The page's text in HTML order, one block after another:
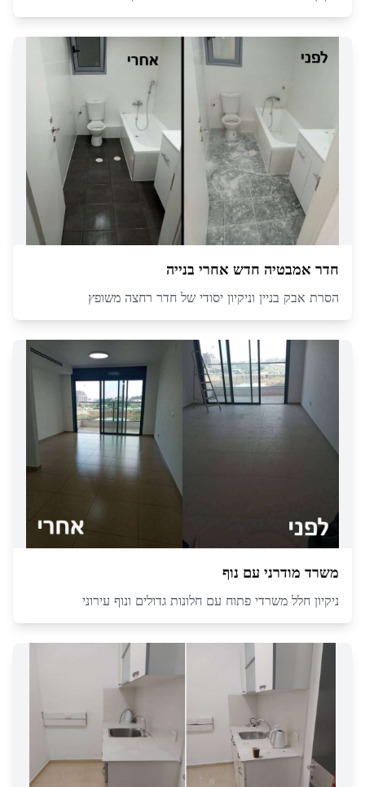
חדר אמבטיה חדש אחרי בנייה
הסרת אבק בניין וניקיון יסודי של חדר רחצה משופץ
משרד מודרני עם נוף
ניקיון חלל משרדי פתוח עם חלונות גדולים ונוף עירוני